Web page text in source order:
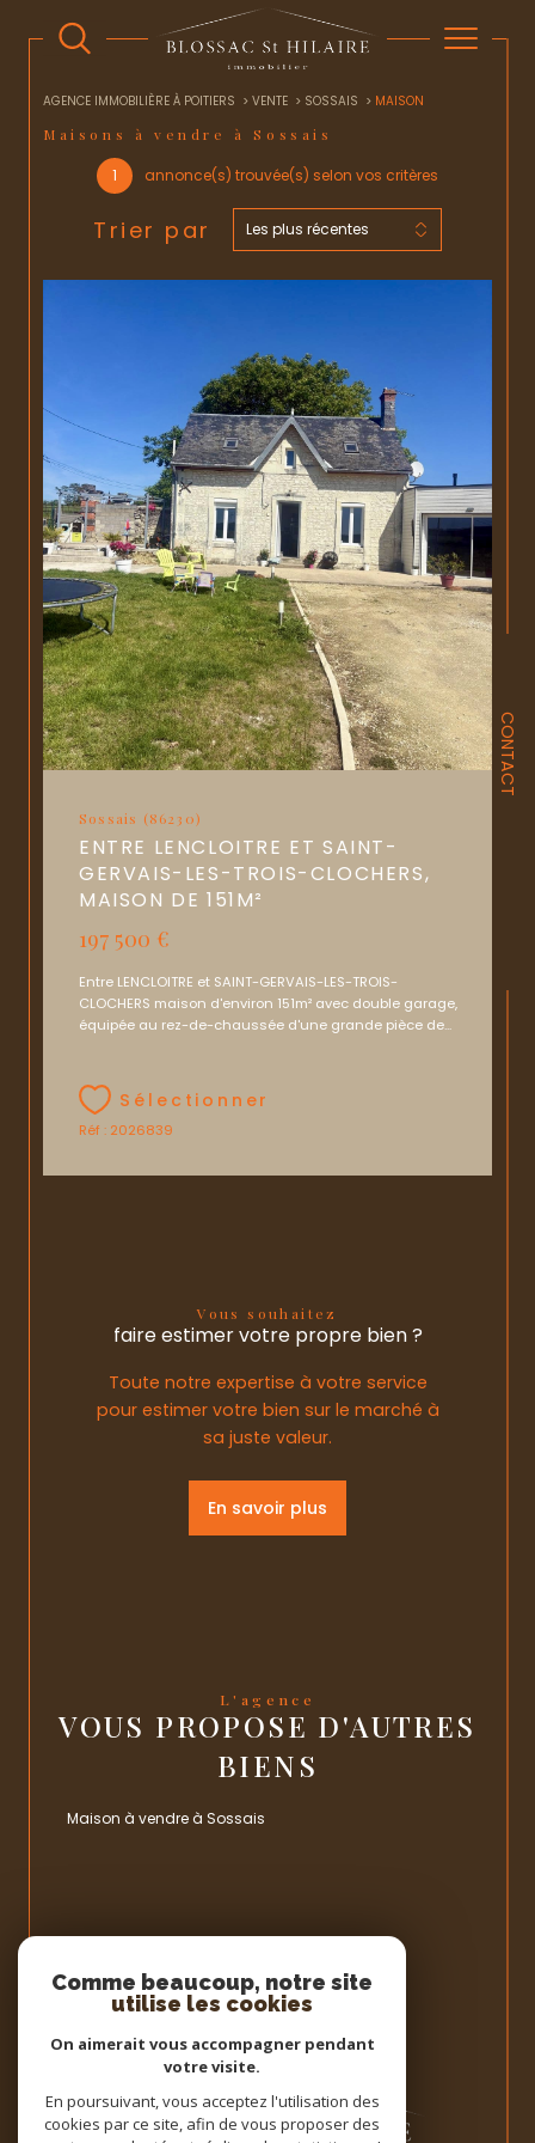
CONTACT
AGENCE IMMOBILIÈRE À POITIERS VENTE SOSSAIS MAISON
Maisons à vendre à Sossais
1 annonce(s) trouvée(s) selon vos critères
Trier par Les plus récentes
Sossais (86230)
ENTRE LENCLOITRE ET SAINT-
GERVAIS-LES-TROIS-CLOCHERS,
MAISON DE 151M²
197 500 €
Entre LENCLOITRE et SAINT-GERVAIS-LES-TROIS-
CLOCHERS maison d'environ 151m² avec double garage,
équipée au rez-de-chaussée d'une grande pièce de...
Sélectionner
Réf : 2026839
Vous souhaitez
faire estimer votre propre bien ?
Toute notre expertise à votre service
pour estimer votre bien sur le marché à
sa juste valeur.
En savoir plus
L'agence
VOUS PROPOSE D'AUTRES
BIENS
Maison à vendre à Sossais
PROPRIÉTAIRE
Se connecter
Comme beaucoup, notre site
utilise les cookies
On aimerait vous accompagner pendant
votre visite.
En poursuivant, vous acceptez l'utilisation des
cookies par ce site, afin de vous proposer des